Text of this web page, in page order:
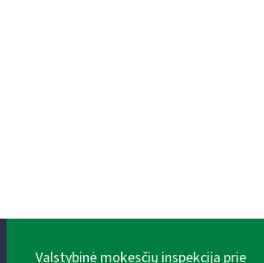
Valstybinė mokesčių inspekcija prie